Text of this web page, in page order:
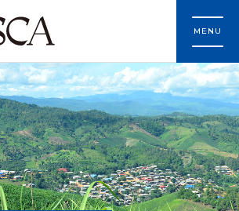
MENU